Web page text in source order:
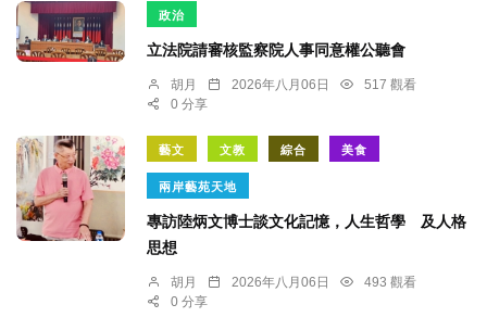
政治
立法院請審核監察院人事同意權公聽會
胡月 2026年八月06日
517 觀看
0 分享
藝文 文教 綜合 美食
兩岸藝苑天地
專訪陸炳文博士談文化記憶，人生哲學 及人格
思想
胡月 2026年八月06日
493 觀看
0 分享